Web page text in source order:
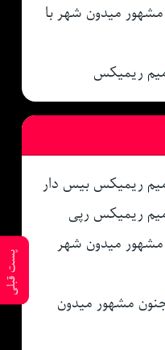
پست قبلی
میدون شهر با
ریمیکس
ریمیکس بیس دار
ریمیکس رپی
میدون شهر
مشهور میدون